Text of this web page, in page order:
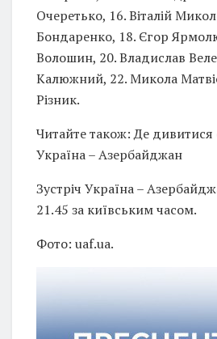
Очеретько, 16. Віталій
Бондаренко, 18. Єгор
Волошин, 20. Владислав
Калюжний, 22. Микола
Різник.
Читайте також: Де
Україна – Азербайджан
Зустріч Україна –
21.45 за київським часом.
Фото: uaf.ua.